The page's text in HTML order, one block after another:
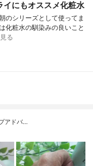
イにもオススメ化粧水
のシリーズとして使ってま
化粧水の馴染みの良いこと
る
アドバ…